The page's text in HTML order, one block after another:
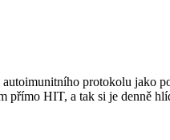
protokolu jako
HIT, a tak si je denně